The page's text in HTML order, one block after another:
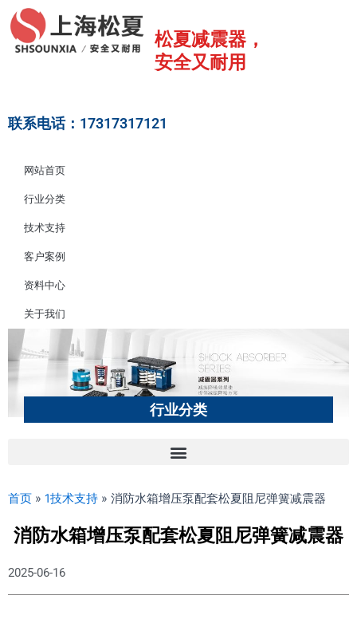
至
松夏减震器，
安全又耐用
联系电话：17317317121
网站首页
行业分类
技术支持
客户案例
资料中心
关于我们
行业分类
首页 » 1技术支持 » 消防水箱增压泵配套松夏阻尼弹簧减震器
消防水箱增压泵配套松夏阻尼弹簧减震器
2025-06-16